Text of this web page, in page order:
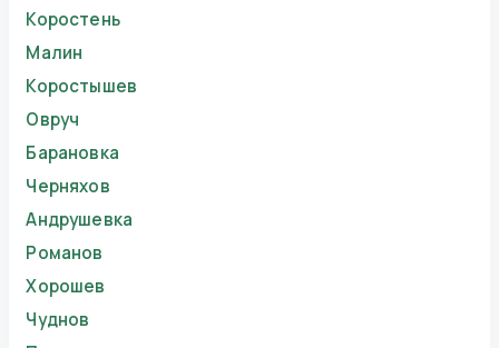
Коростень
Малин
Коростышев
Овруч
Барановка
Черняхов
Андрушевка
Романов
Хорошев
Чуднов